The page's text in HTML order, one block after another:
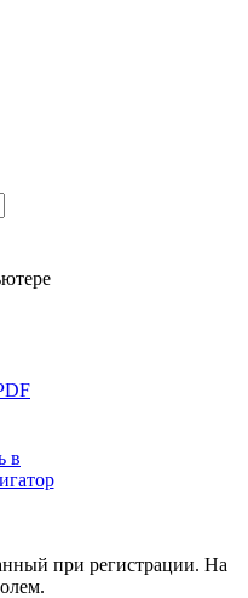
в
при регистрации. На